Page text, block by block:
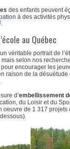
des enfants peuvent
à des activités
.
au Québec
un véritable portrait de
selon nos
encourager les
raison de la
d’embellissement
du Loisir et du
oeuvre de 1 317 projets